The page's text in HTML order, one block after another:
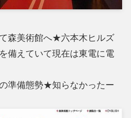
森美術館へ★六本木ヒルズ
備えていて現在は東電に電
準備態勢★知らなかったー